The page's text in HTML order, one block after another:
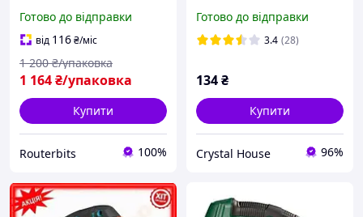
різних матеріалів 132 мм,
2 шт.
Готово до відправки
від 116₴/міс
1 164₴/упаковка
1 200 ₴/упаковка
Купити
Routerbits 100%
матеріалів
Готово до відправки
3.4 (28)
134₴
Купити
Crystal House 96%